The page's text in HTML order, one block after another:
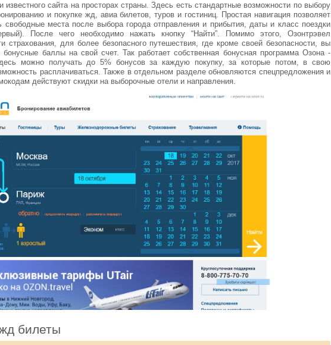
известного сайта на просторах страны. Здесь есть стандартные возможности по выбору
и покупке жд, авиа билетов, туров и гостиниц. Простая навигация позволяет
свободные места после выбора города отправления и прибытия, даты и класс поездки
После чего необходимо нажать кнопку “Найти”. Помимо этого, Озонтрэвел
страхования, для более безопасного путешествия, где кроме своей безопасности, вы
баллы на свой счет. Так работает собственная бонусная программа Озона -
можно получать до 5% бонусов за каждую покупку, за которые потом, в свою
расплачиваться. Также в отдельном разделе обновляются спецпредложения и
действуют скидки на выборочные отели и направления.
билеты